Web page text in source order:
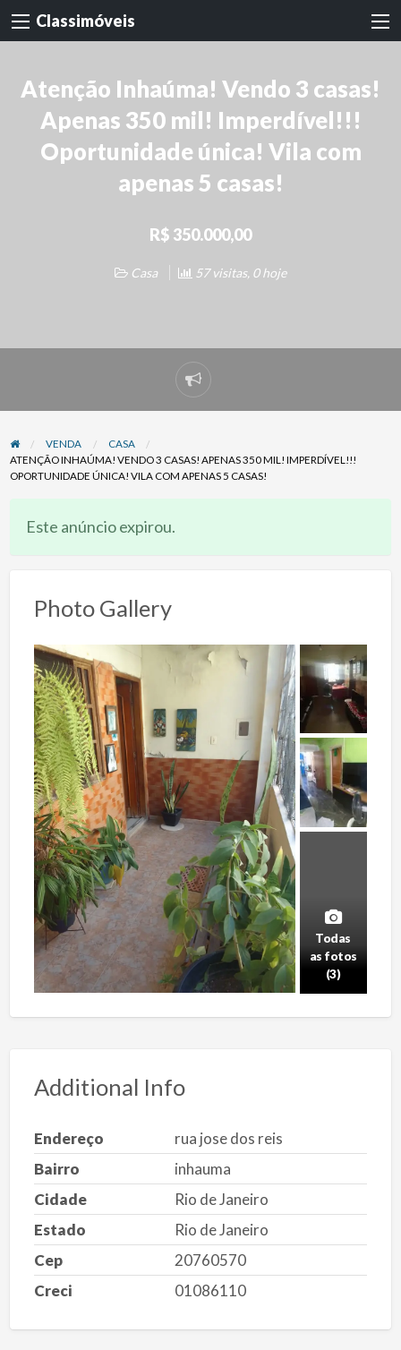
Classimóveis
Atenção Inhaúma! Vendo 3 casas!
Apenas 350 mil! Imperdível!!!
Oportunidade única! Vila com
apenas 5 casas!
R$ 350.000,00
Casa 57 visitas, 0 hoje
Denunciar
problema
VENDA
CASA
ATENÇÃO INHAÚMA! VENDO 3 CASAS! APENAS 350 MIL! IMPERDÍVEL!!!
OPORTUNIDADE ÚNICA! VILA COM APENAS 5 CASAS!
Este anúncio expirou.
Photo Gallery
Todas
as fotos
(3)
Additional Info
Endereço
rua jose dos reis
Bairro
inhauma
Cidade
Rio de Janeiro
Estado
Rio de Janeiro
Cep
20760570
Creci
01086110